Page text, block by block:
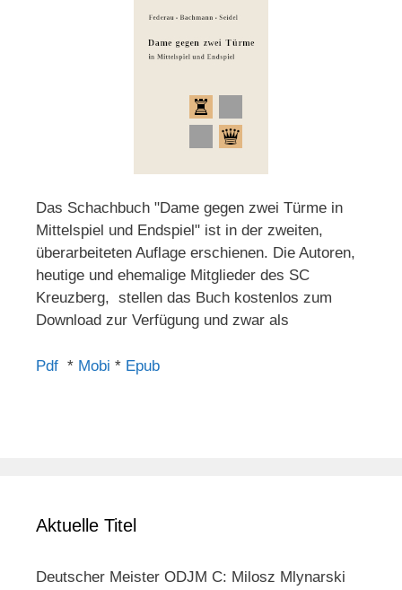
Das Schachbuch "Dame gegen zwei Türme in
Mittelspiel und Endspiel" ist in der zweiten,
überarbeiteten Auflage erschienen. Die Autoren,
heutige und ehemalige Mitglieder des SC
Kreuzberg, stellen das Buch kostenlos zum
Download zur Verfügung und zwar als
Pdf * Mobi * Epub
Aktuelle Titel
Deutscher Meister ODJM C: Milosz Mlynarski